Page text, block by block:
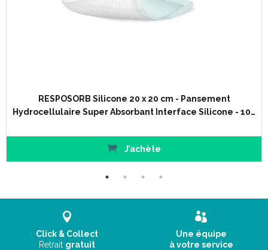
RESPOSORB Silicone 20 x 20 cm - Pansement
Hydrocellulaire Super Absorbant Interface Silicone - 10…
J’achète
Click & Collect
Retrait gratuit
Une équipe
à votre service